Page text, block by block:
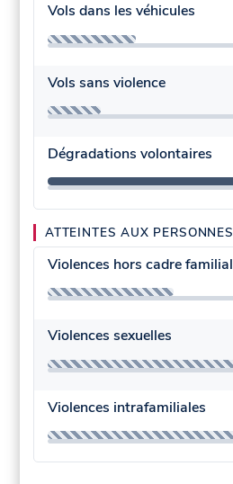
Vols dans les véhicules
Vols sans violence
Dégradations volontaires
ATTEINTES AUX PERSONNES
Violences hors cadre familial
Violences sexuelles
Violences intrafamiliales